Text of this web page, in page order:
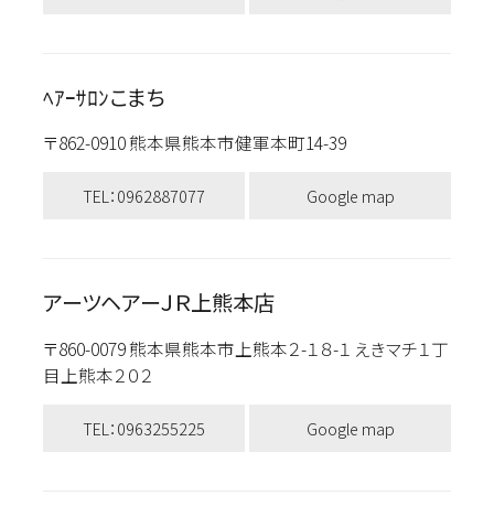
ﾍｱｰｻﾛﾝこまち
〒862-0910 熊本県熊本市健軍本町14-39
TEL：0962887077 Google map
アーツヘアーＪＲ上熊本店
〒860-0079 熊本県熊本市上熊本２-１８-１ えきマチ１丁
目上熊本２０２
TEL：0963255225 Google map